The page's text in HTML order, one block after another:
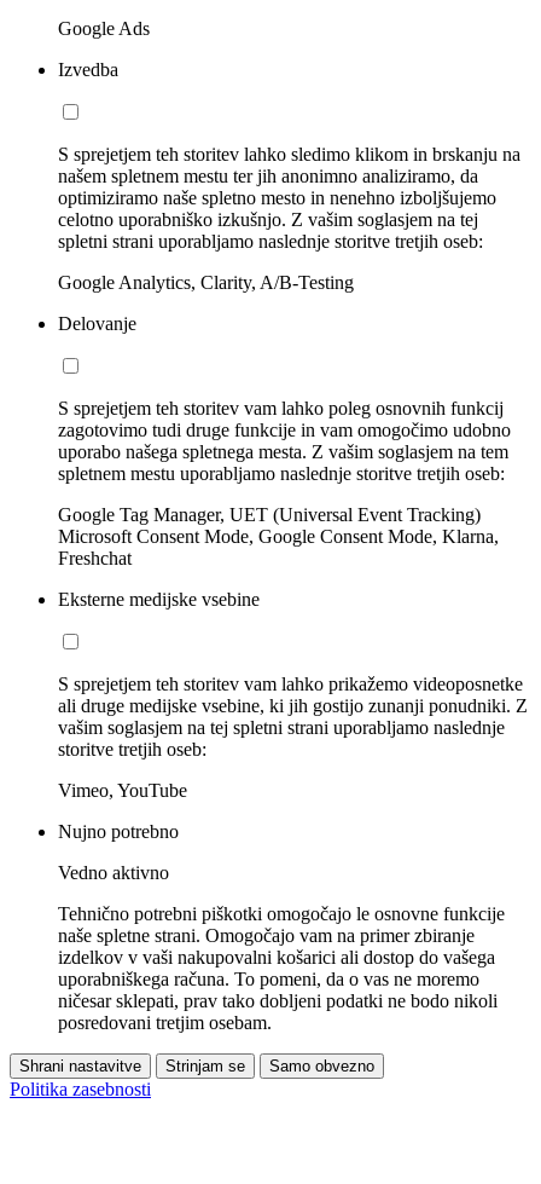
Google Ads
Izvedba
S sprejetjem teh storitev lahko sledimo klikom in brskanju na
našem spletnem mestu ter jih anonimno analiziramo, da
optimiziramo naše spletno mesto in nenehno izboljšujemo
celotno uporabniško izkušnjo. Z vašim soglasjem na tej
spletni strani uporabljamo naslednje storitve tretjih oseb:
Google Analytics, Clarity, A/B-Testing
Delovanje
S sprejetjem teh storitev vam lahko poleg osnovnih funkcij
zagotovimo tudi druge funkcije in vam omogočimo udobno
uporabo našega spletnega mesta. Z vašim soglasjem na tem
spletnem mestu uporabljamo naslednje storitve tretjih oseb:
Google Tag Manager, UET (Universal Event Tracking)
Microsoft Consent Mode, Google Consent Mode, Klarna,
Freshchat
Eksterne medijske vsebine
S sprejetjem teh storitev vam lahko prikažemo videoposnetke
ali druge medijske vsebine, ki jih gostijo zunanji ponudniki. Z
vašim soglasjem na tej spletni strani uporabljamo naslednje
storitve tretjih oseb:
Vimeo, YouTube
Nujno potrebno
Vedno aktivno
Tehnično potrebni piškotki omogočajo le osnovne funkcije
naše spletne strani. Omogočajo vam na primer zbiranje
izdelkov v vaši nakupovalni košarici ali dostop do vašega
uporabniškega računa. To pomeni, da o vas ne moremo
ničesar sklepati, prav tako dobljeni podatki ne bodo nikoli
posredovani tretjim osebam.
Shrani nastavitve Strinjam se Samo obvezno
Politika zasebnosti